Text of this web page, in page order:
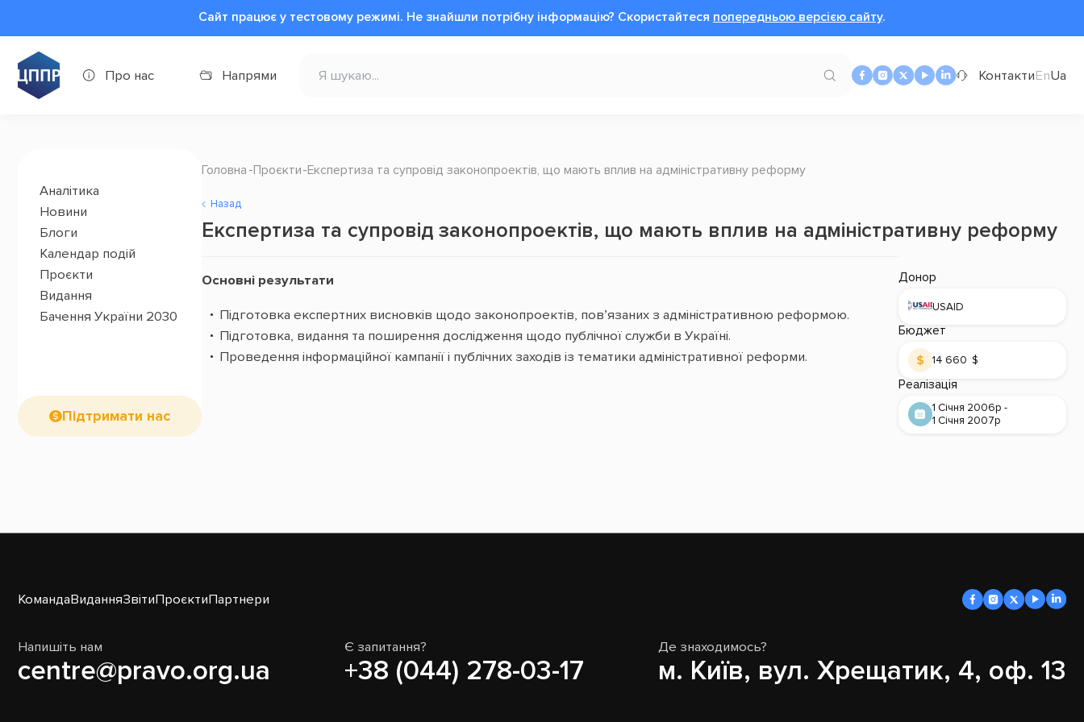
Сайт працює у тестовому режимі. Не знайшли потрібну інформацію? Cкористайтеся попередньою версією сайту.
Про нас Напрями КонтактиEnUa
Аналітика
Новини
Блоги
Календар подій
Проєкти
Видання
Бачення України 2030
Підтримати нас
Головна Проєкти Експертиза та супровід законопроектів, що мають вплив на адміністративну реформу
Назад
Експертиза та супровід законопроектів, що мають вплив на адміністративну реформу
Основні результати
Підготовка експертних висновків щодо законопроектів, пов’язаних з адміністративною реформою.
Підготовка, видання та поширення дослідження щодо публічної служби в Україні.
Проведення інформаційної кампанії і публічних заходів із тематики адміністративної реформи.
Донор
USAID
Бюджет
14 660 $
Реалізація
1 Січня 2006р -
1 Січня 2007р
КомандаВиданняЗвітиПроєктиПартнери
Напишіть нам
centre@pravo.org.ua
Є запитання?
+38 (044) 278-03-17
Де знаходимось?
м. Київ, вул. Хрещатик, 4, оф. 13